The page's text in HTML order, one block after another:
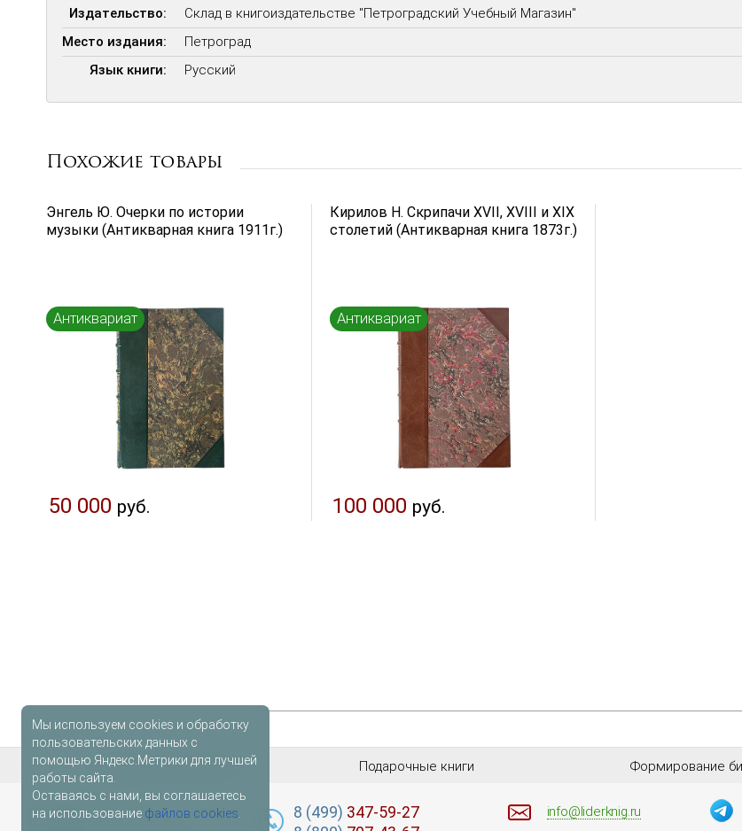
Издательство:
Склад в книгоиздательстве "Петроградский Учебный Магазин"
Место издания:
Петроград
Язык книги:
Русский
Похожие товары
Энгель Ю. Очерки по истории
музыки (Антикварная книга 1911г.)
Антиквариат
50 000 руб.
Кирилов Н. Скрипачи XVII, XVIII и XIX
столетий (Антикварная книга 1873г.)
Антиквариат
100 000 руб.
Антикварные книги Подарочные книги Формирование
лидеркниг 8 (499) 347-59-27
info@liderknig.ru
Мы используем cookies и обработку
пользовательских данных с
помощью Яндекс.Метрики для лучшей
работы сайта.
Оставаясь с нами, вы соглашаетесь
на использование файлов cookies